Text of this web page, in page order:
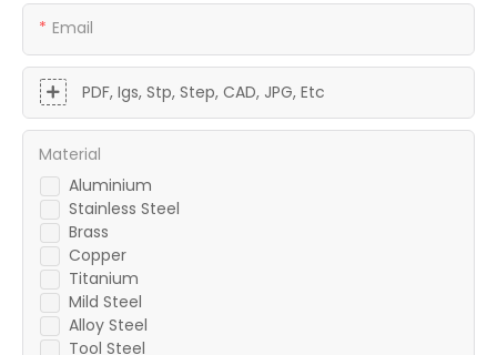
Email
PDF, Igs, Stp, Step, CAD, JPG, Etc
Aluminium
Stainless Steel
Brass
Copper
Titanium
Mild Steel
Alloy Steel
Tool Steel
Material